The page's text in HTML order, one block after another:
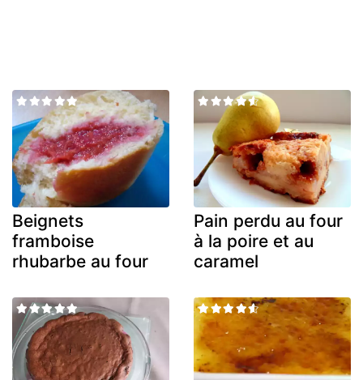
Beignets
framboise
rhubarbe au four
Pain perdu au four
à la poire et au
caramel